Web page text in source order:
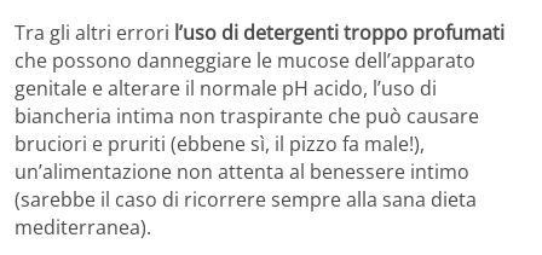
Tra gli altri errori l’uso di detergenti troppo profumati
che possono danneggiare le mucose dell’apparato
genitale e alterare il normale pH acido, l’uso di
biancheria intima non traspirante che può causare
bruciori e pruriti (ebbene sì, il pizzo fa male!),
un’alimentazione non attenta al benessere intimo
(sarebbe il caso di ricorrere sempre alla sana dieta
mediterranea).